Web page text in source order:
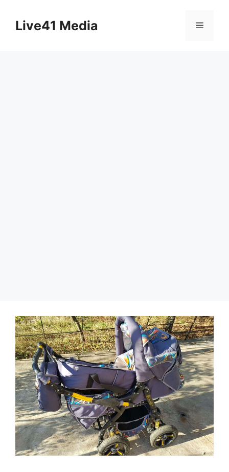
contentLive41 Media Menu